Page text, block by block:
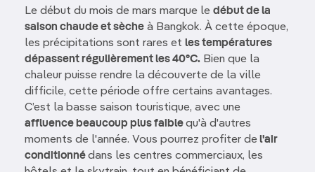
Le début du mois de mars marque le début de la
saison chaude et sèche à Bangkok. À cette époque,
les précipitations sont rares et les températures
dépassent régulièrement les 40°C. Bien que la
chaleur puisse rendre la découverte de la ville
difficile, cette période offre certains avantages.
C’est la basse saison touristique, avec une
affluence beaucoup plus faiblequ'à d'autres
moments de l'année. Vous pourrez profiter del'air
conditionnédans les centres commerciaux, les